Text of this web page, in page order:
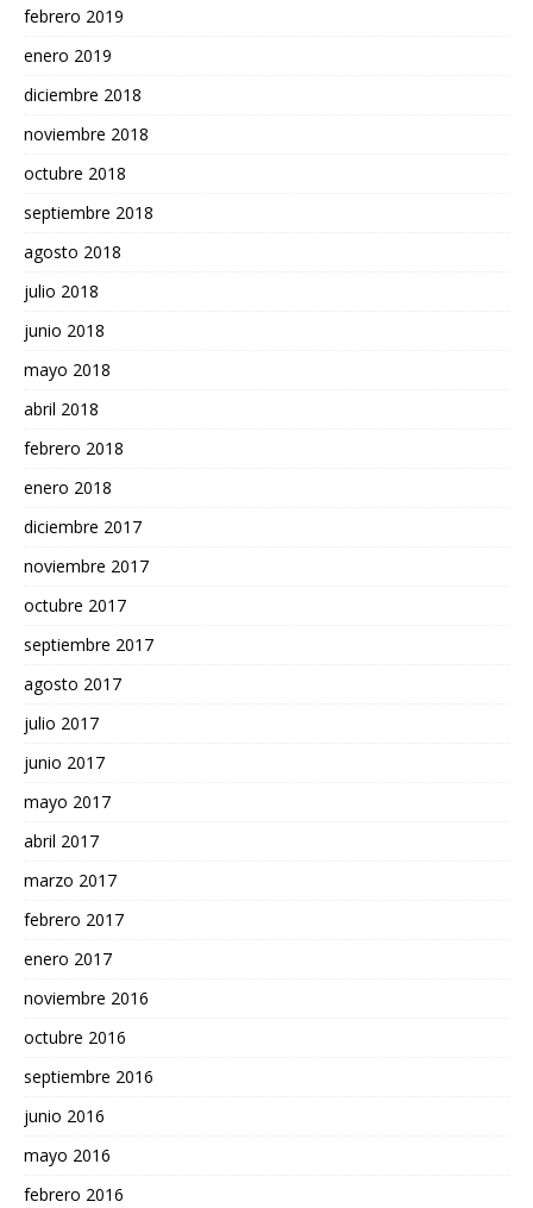
febrero 2019
enero 2019
diciembre 2018
noviembre 2018
octubre 2018
septiembre 2018
agosto 2018
julio 2018
junio 2018
mayo 2018
abril 2018
febrero 2018
enero 2018
diciembre 2017
noviembre 2017
octubre 2017
septiembre 2017
agosto 2017
julio 2017
junio 2017
mayo 2017
abril 2017
marzo 2017
febrero 2017
enero 2017
noviembre 2016
octubre 2016
septiembre 2016
junio 2016
mayo 2016
febrero 2016